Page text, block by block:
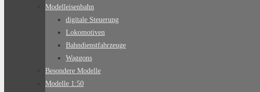
Modelleisenbahn
digitale Steuerung
Lokomotiven
Bahndienstfahrzeuge
Waggons
Besondere Modelle
Modelle 1:50